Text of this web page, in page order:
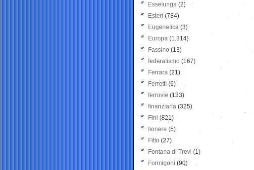
Esselunga (2)
Esteri (784)
Eugenetica (3)
Europa (1.314)
Fassino (13)
federalismo (167)
Ferrara (21)
Ferretti (6)
ferrovie (133)
finanziaria (325)
Fini (821)
fioriere (5)
Fitto (27)
Fontana di Trevi (1)
Formigoni (90)